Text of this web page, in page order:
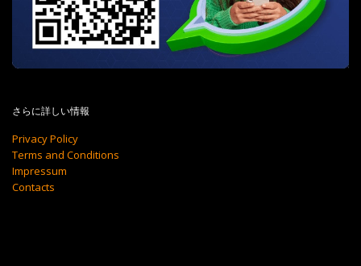
さらに詳しい情報
Privacy Policy
Terms and Conditions
Impressum
Contacts